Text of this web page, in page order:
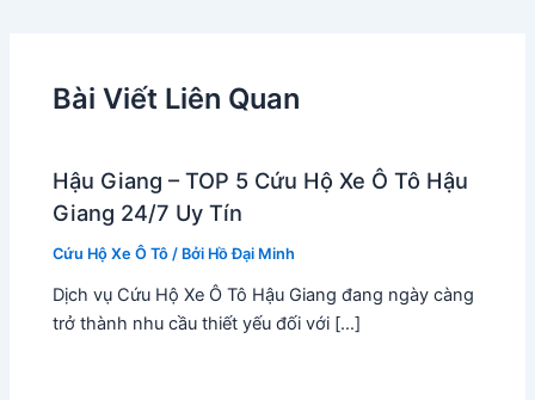
Bài Viết Liên Quan
Hậu Giang – TOP 5 Cứu Hộ Xe Ô Tô Hậu
Giang 24/7 Uy Tín
Cứu Hộ Xe Ô Tô / Bởi Hồ Đại Minh
Dịch vụ Cứu Hộ Xe Ô Tô Hậu Giang đang ngày càng
trở thành nhu cầu thiết yếu đối với […]